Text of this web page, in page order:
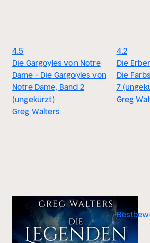
4.5
Die Gargoyles von Notre
Dame - Die Gargoyles von
Notre Dame, Band 2
(ungekürzt)
Greg Walters
4.2
Die
Die
7
Greg